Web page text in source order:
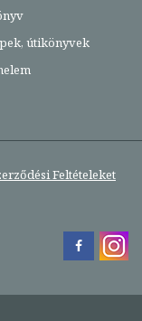
útikönyvek
Feltételeket